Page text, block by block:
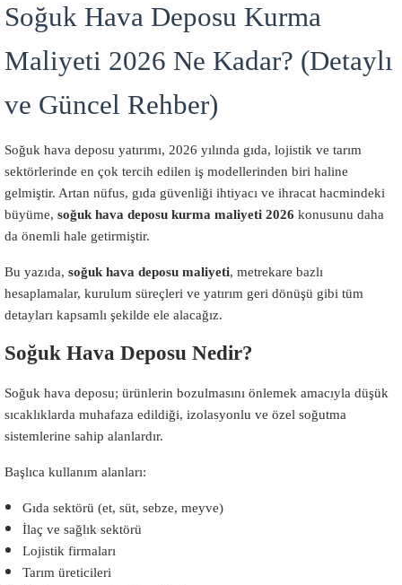
Soğuk Hava Deposu Kurma
Maliyeti 2026 Ne Kadar? (Detaylı
ve Güncel Rehber)
Soğuk hava deposu yatırımı, 2026 yılında gıda, lojistik ve tarım
sektörlerinde en çok tercih edilen iş modellerinden biri haline
gelmiştir. Artan nüfus, gıda güvenliği ihtiyacı ve ihracat hacmindeki
büyüme, soğuk hava deposu kurma maliyeti 2026 konusunu daha
da önemli hale getirmiştir.
Bu yazıda, soğuk hava deposu maliyeti, metrekare bazlı
hesaplamalar, kurulum süreçleri ve yatırım geri dönüşü gibi tüm
detayları kapsamlı şekilde ele alacağız.
Soğuk Hava Deposu Nedir?
Soğuk hava deposu; ürünlerin bozulmasını önlemek amacıyla düşük
sıcaklıklarda muhafaza edildiği, izolasyonlu ve özel soğutma
sistemlerine sahip alanlardır.
Başlıca kullanım alanları:
Gıda sektörü (et, süt, sebze, meyve)
İlaç ve sağlık sektörü
Lojistik firmaları
Tarım üreticileri